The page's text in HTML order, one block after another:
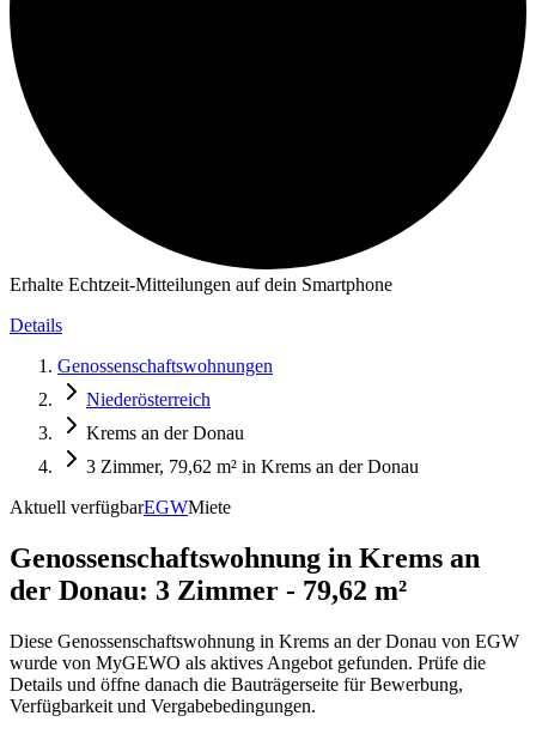
Erhalte Echtzeit-Mitteilungen auf dein Smartphone
Details
Genossenschaftswohnungen
Niederösterreich
Krems an der Donau
3 Zimmer, 79,62 m² in Krems an der Donau
Aktuell verfügbarEGWMiete
Genossenschaftswohnung in Krems an
der Donau: 3 Zimmer - 79,62 m²
Diese Genossenschaftswohnung in Krems an der Donau von EGW
wurde von MyGEWO als aktives Angebot gefunden. Prüfe die
Details und öffne danach die Bauträgerseite für Bewerbung,
Verfügbarkeit und Vergabebedingungen.